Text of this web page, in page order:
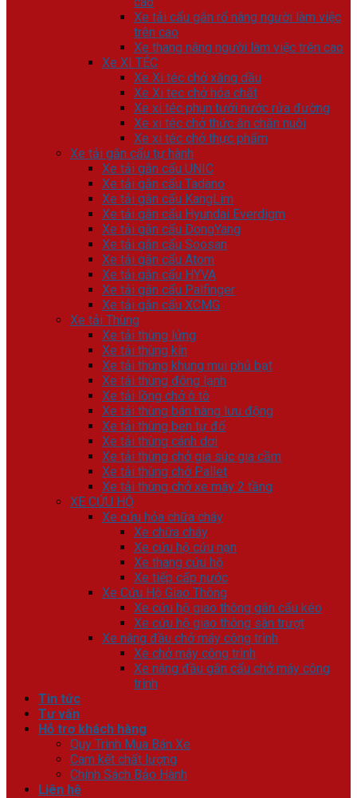
Xe tải cẩu gắn rổ nâng người làm việc
trên cao
Xe thang nâng người làm việc trên cao
Xe XI TÉC
Xe Xi téc chở xăng dầu
Xe Xi tec chở hóa chất
Xe xi téc phun tưới nước rửa đường
Xe xi téc chở thức ăn chăn nuôi
Xe xi téc chở thực phẩm
Xe tải gắn cẩu tự hành
Xe tải gắn cẩu UNIC
Xe tải gắn cẩu Tadano
Xe tải gắn cẩu KangLim
Xe tải gắn cẩu Hyundai Everdigm
Xe tải gắn cẩu DongYang
Xe tải gắn cẩu Soosan
Xe tải gắn cẩu Atom
Xe tải gắn cẩu HYVA
Xe tải gắn cẩu Palfinger
Xe tải gắn cẩu XCMG
Xe tải Thùng
Xe tải thùng lửng
Xe tải thùng kín
Xe tải thùng khung mui phủ bạt
Xe tải thùng đông lạnh
Xe tải lồng chở ô tô
Xe tải thùng bán hàng lưu động
Xe tải thùng ben tự đổ
Xe tải thùng cánh dơi
Xe tải thùng chở gia súc gia cầm
Xe tải thùng chở Pallet
Xe tải thùng chở xe máy 2 tầng
XE CỨU HỘ
Xe cứu hỏa chữa cháy
Xe chữa cháy
Xe cứu hộ cứu nạn
Xe thang cứu hộ
Xe tiếp cấp nước
Xe Cứu Hộ Giao Thông
Xe cứu hộ giao thông gắn cẩu kéo
Xe cứu hộ giao thông sàn trượt
Xe nâng đầu chở máy công trình
Xe chở máy công trình
Xe nâng đầu gắn cẩu chở máy công
trình
Tin tức
Tư vấn
Hỗ trợ khách hàng
Quy Trình Mua Bán Xe
Cam kết chất lượng
Chính Sách Bảo Hành
Liên hệ